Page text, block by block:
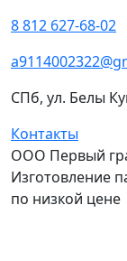
8 812 627-68-02
СПб, ул. Белы
Контакты
ООО Первый
Изготовление
по низкой цене